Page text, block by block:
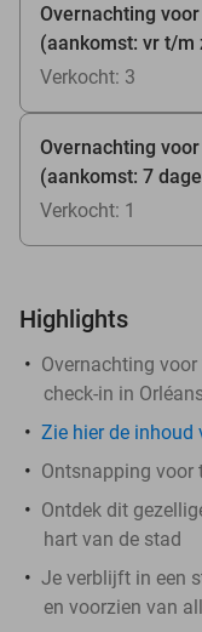
Overnachting
(aankomst: vr t/m
Verkocht: 3
Overnachting
(aankomst: 7
Verkocht: 1
Highlights
Overnachting
check-in in
Zie hier de
Ontsnapping voor
Ontdek dit
hart van de stad
Je verblijft in een
en voorzien van